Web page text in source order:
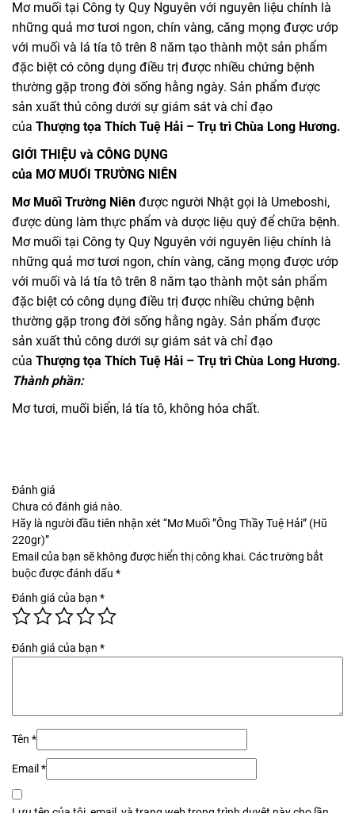
Mơ muối tại Công ty Quy Nguyên với nguyên liệu chính là
những quả mơ tươi ngon, chín vàng, căng mọng được ướp
với muối và lá tía tô trên 8 năm tạo thành một sản phẩm
đặc biệt có công dụng điều trị được nhiều chứng bệnh
thường gặp trong đời sống hằng ngày. Sản phẩm được
sản xuất thủ công dưới sự giám sát và chỉ đạo
của Thượng tọa Thích Tuệ Hải – Trụ trì Chùa Long Hương.
GIỚI THIỆU và CÔNG DỤNG
của MƠ MUỐI TRƯỜNG NIÊN
Mơ Muối Trường Niên được người Nhật gọi là Umeboshi,
được dùng làm thực phẩm và dược liệu quý để chữa bệnh.
Mơ muối tại Công ty Quy Nguyên với nguyên liệu chính là
những quả mơ tươi ngon, chín vàng, căng mọng được ướp
với muối và lá tía tô trên 8 năm tạo thành một sản phẩm
đặc biệt có công dụng điều trị được nhiều chứng bệnh
thường gặp trong đời sống hằng ngày. Sản phẩm được
sản xuất thủ công dưới sự giám sát và chỉ đạo
của Thượng tọa Thích Tuệ Hải – Trụ trì Chùa Long Hương.
Thành phần:
Mơ tươi, muối biển, lá tía tô, không hóa chất.
Đánh giá
Chưa có đánh giá nào.
Hãy là người đầu tiên nhận xét “Mơ Muối ”Ông Thầy Tuệ Hải” (Hũ
220gr)”
Email của bạn sẽ không được hiển thị công khai. Các trường bắt
buộc được đánh dấu *
Đánh giá của bạn *
Đánh giá của bạn *
Tên *
Email *